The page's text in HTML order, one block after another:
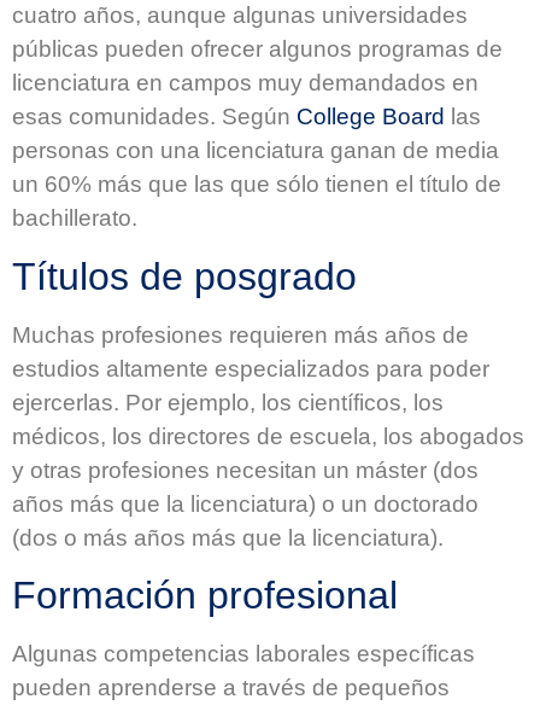
cuatro años, aunque algunas universidades
públicas pueden ofrecer algunos programas de
licenciatura en campos muy demandados en
esas comunidades. Según College Board
las
personas con una licenciatura ganan de media
un 60% más que las que sólo tienen el título de
bachillerato.
Títulos de posgrado
Muchas profesiones requieren más años de
estudios altamente especializados para poder
ejercerlas. Por ejemplo, los científicos, los
médicos, los directores de escuela, los abogados
y otras profesiones necesitan un máster (dos
años más que la licenciatura) o un doctorado
(dos o más años más que la licenciatura).
Formación profesional
Algunas competencias laborales específicas
pueden aprenderse a través de pequeños